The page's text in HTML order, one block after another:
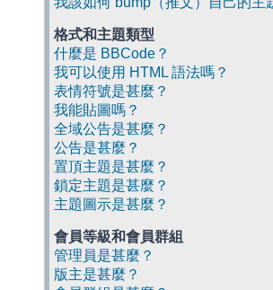
格式和主題類型
什麼是 BBCode？
我可以使用 HTML 語法嗎？
表情符號是甚麼？
我能貼圖嗎？
全域公告是甚麼？
公告是甚麼？
置頂主題是甚麼？
鎖定主題是甚麼？
主題圖示是甚麼？
會員等級和會員群組
管理員是甚麼？
版主是甚麼？